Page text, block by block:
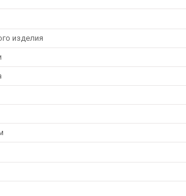
изделия